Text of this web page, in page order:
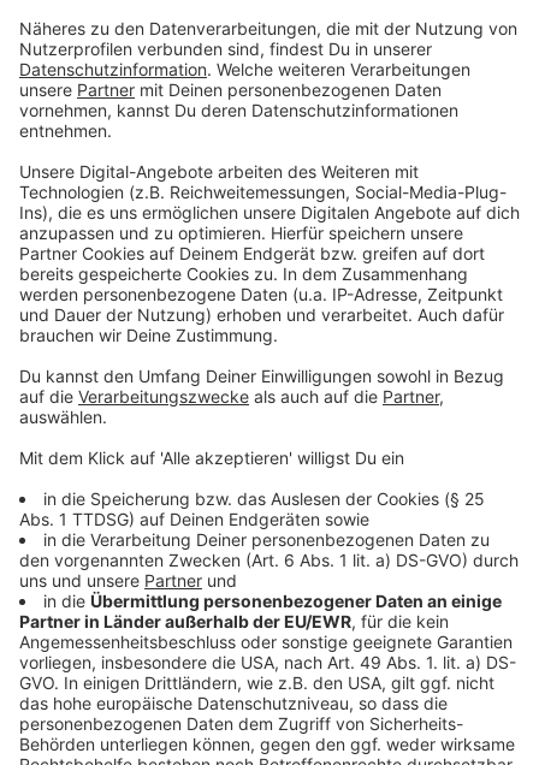
die Planungen voranzutreiben. Ein genauer Zeitplan für
den Ersatzbau steht jedoch noch aus.
Anzeige
Mehr Nachrichten aus Leverkusen
Anzeige
Leverkusen: Verlieben und Natur schützen
Streit um Deutzer Kirmes: Leverkusener reicht
Beschwerde ein
Leverkusens Skatepark zieht auf den Forums-Vorplatz
Anzeige
Anzeige